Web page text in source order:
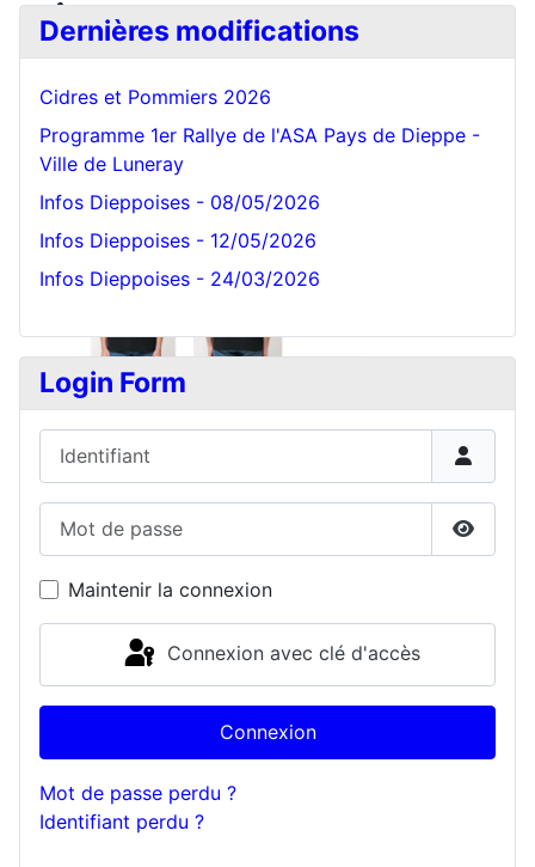
Dernières modifications
Cidres et Pommiers 2026
Programme 1er Rallye de l'ASA Pays de Dieppe -
Ville de Luneray
Infos Dieppoises - 08/05/2026
Infos Dieppoises - 12/05/2026
Infos Dieppoises - 24/03/2026
Login Form
Maintenir la connexion
Connexion avec clé d'accès
Connexion
Mot de passe perdu ?
Identifiant perdu ?